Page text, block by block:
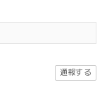
通報する